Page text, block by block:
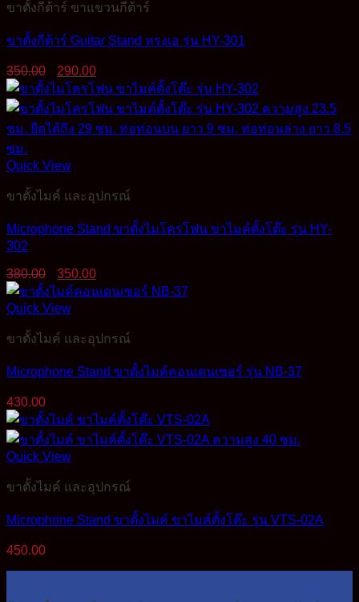
ขาตั้งกีต้าร์ ขาแขวนกีต้าร์
ขาตั้งกีต้าร์ Guitar Stand ทรงเอ รุ่น HY-301
350.00
Original
price
was:
350.00฿.
290.00
price
is:
290.00฿.
Quick View
ขาตั้งไมค์ และอุปกรณ์
Microphone Stand ขาตั้งไมโครโฟน ขาไมค์ตั้งโต๊ะ รุ่น HY-
302
380.00
Original
price
was:
380.00฿.
350.00
price
is:
Quick View
ขาตั้งไมค์ และอุปกรณ์
Microphone Stand ขาตั้งไมค์คอนเดนเซอร์ รุ่น NB-37
430.00
Quick View
ขาตั้งไมค์ และอุปกรณ์
Microphone Stand ขาตั้งไมค์ ขาไมค์ตั้งโต๊ะ รุ่น VTS-02A
450.00